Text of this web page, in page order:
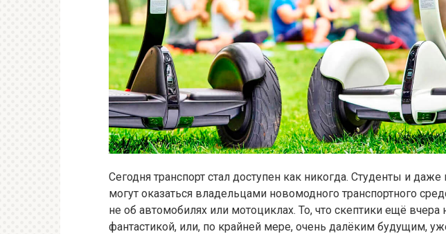
Сегодня транспорт стал доступен как никогда. Студенты и
могут оказаться владельцами новомодного транспортного
не об автомобилях или мотоциклах. То, что скептики ещё вчера
фантастикой, или, по крайней мере, очень далёким будущим,